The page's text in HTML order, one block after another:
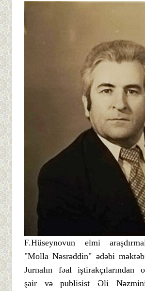
F.Hüseynovun elmi
"Molla Nəsrəddin" ədəbi
Jurnalın fəal iştirakçılarından
şair və publisist Əli